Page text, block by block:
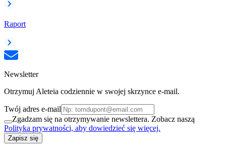
Raport
Newsletter
Otrzymuj Aleteia codziennie w swojej skrzynce e-mail.
Twój adres e-mail
Zgadzam się na otrzymywanie newslettera. Zobacz naszą
Polityka prywatności, aby dowiedzieć się więcej.
Zapisz się